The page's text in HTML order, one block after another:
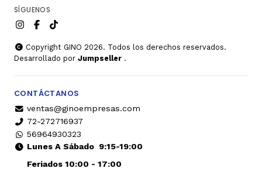
SÍGUENOS
Copyright GINO 2026. Todos los derechos reservados.
Desarrollado por Jumpseller .
CONTÁCTANOS
ventas@ginoempresas.com
72-272716937
56964930323
Lunes A Sábado9:15-19:00
Feriados 10:00 - 17:00